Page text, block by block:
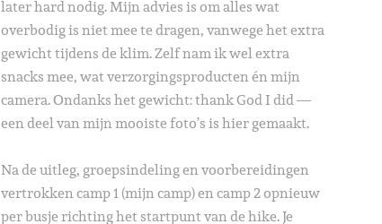
later hard nodig. Mijn advies is om alles wat
overbodig is niet mee te dragen, vanwege het extra
gewicht tijdens de klim. Zelf nam ik wel extra
snacks mee, wat verzorgingsproducten én mijn
camera. Ondanks het gewicht: thank God I did —
een deel van mijn mooiste foto’s is hier gemaakt.
Na de uitleg, groepsindeling en voorbereidingen
vertrokken camp 1 (mijn camp) en camp 2 opnieuw
per busje richting het startpunt van de hike. Je